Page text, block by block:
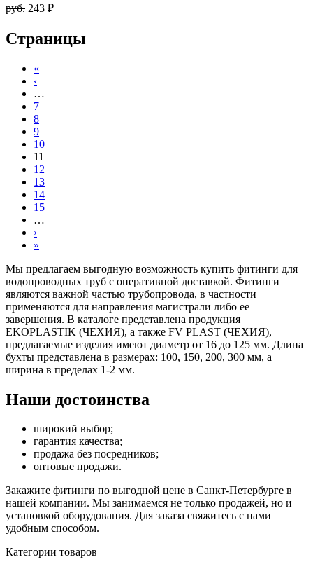
руб. 243 ₽
Страницы
«
‹
…
7
8
9
10
11
12
13
14
15
…
›
»
Мы предлагаем выгодную возможность купить фитинги для
водопроводных труб с оперативной доставкой. Фитинги
являются важной частью трубопровода, в частности
применяются для направления магистрали либо ее
завершения. В каталоге представлена продукция
EKOPLASTIK (ЧЕХИЯ), а также FV PLAST (ЧЕХИЯ),
предлагаемые изделия имеют диаметр от 16 до 125 мм. Длина
бухты представлена в размерах: 100, 150, 200, 300 мм, а
ширина в пределах 1-2 мм.
Наши достоинства
широкий выбор;
гарантия качества;
продажа без посредников;
оптовые продажи.
Закажите фитинги по выгодной цене в Санкт-Петербурге в
нашей компании. Мы занимаемся не только продажей, но и
установкой оборудования. Для заказа свяжитесь с нами
удобным способом.
Категории товаров